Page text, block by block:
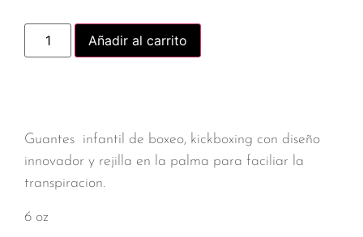
Añadir al carrito
Guantes infantil de boxeo, kickboxing con diseño
innovador y rejilla en la palma para faciliar la
transpiracion.
6 oz